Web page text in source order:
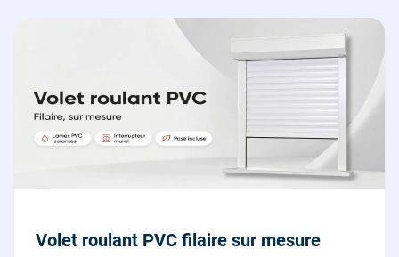
Volet roulant PVC filaire sur mesure